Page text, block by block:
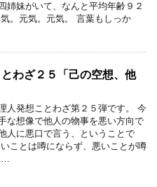
姉妹がいて、なんと平均年齢９２
。元気。元気。 言葉もしっか
わざ２５「己の空想、他
人発想ことわざ第２５弾です。 今
な想像で他人の物事を悪い方向で
人に悪口で言う、ということで
ことは噂にならず、悪いことが噂
…